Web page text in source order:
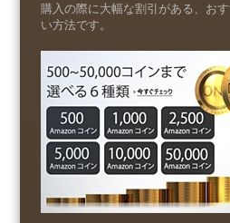
購入の際に大幅な割引がある、お
い方法です。